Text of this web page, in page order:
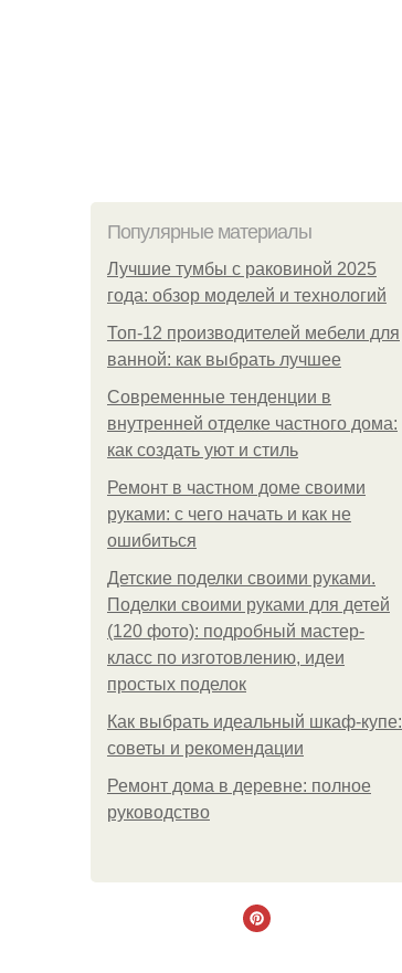
Популярные материалы
Лучшие тумбы с раковиной 2025
года: обзор моделей и технологий
Топ-12 производителей мебели для
ванной: как выбрать лучшее
Современные тенденции в
внутренней отделке частного дома:
как создать уют и стиль
Ремонт в частном доме своими
руками: с чего начать и как не
ошибиться
Детские поделки своими руками.
Поделки своими руками для детей
(120 фото): подробный мастер-
класс по изготовлению, идеи
простых поделок
Как выбрать идеальный шкаф-купе:
советы и рекомендации
Ремонт дома в деревне: полное
руководство